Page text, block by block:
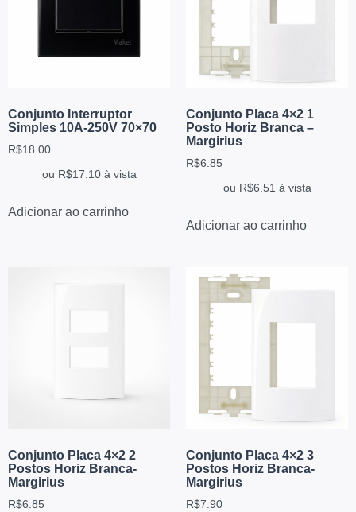
Conjunto Interruptor
Simples 10A-250V 70×70
R$18.00
ou R$17.10 à vista
Adicionar ao carrinho
Conjunto Placa 4×2 1
Posto Horiz Branca –
Margirius
R$6.85
ou R$6.51 à vista
Adicionar ao carrinho
Conjunto Placa 4×2 2
Postos Horiz Branca-
Margirius
R$6.85
Conjunto Placa 4×2 3
Postos Horiz Branca-
Margirius
R$7.90